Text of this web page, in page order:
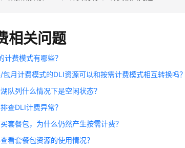
相关问题
计费模式有哪些？
包月计费模式的DLI资源可以和按需计费模式相互转换吗？
队列什么情况下是空闲状态？
查DLI计费异常？
套餐包，为什么仍然产生按需计费？
看套餐包资源的使用情况？